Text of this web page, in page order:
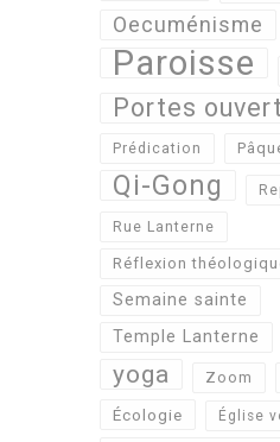
Oecuménisme
Paroisse
Portes
Prédication
Qi-Gong
Rue Lanterne
Réflexion
Semaine sainte
Temple Lanterne
yoga Zoom
Écologie Église